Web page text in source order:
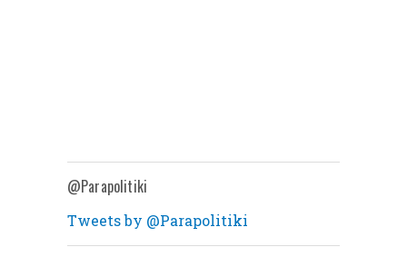
@Parapolitiki
Tweets by @Parapolitiki